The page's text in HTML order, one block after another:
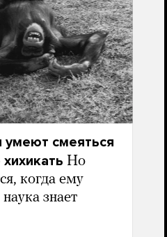
смеяться
Но
когда ему
знает